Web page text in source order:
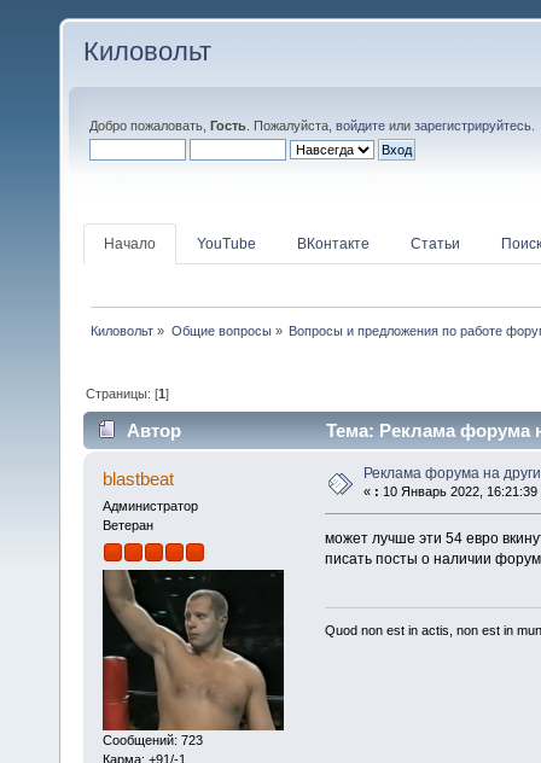
Киловольт
Добро пожаловать, Гость . Пожалуйста, войдите или зарегистрируйтесь
Начало YouTube ВКонтакте Статьи Поиск
Киловольт » Общие вопросы» Вопросы и предложения по работе
Страницы: [1]
Автор Тема: Реклама форума
blastbeat
Администратор
Ветеран
Сообщений: 723
Карма: +91/-1
Реклама форума на
« : 10 Январь 2022, 16:21:39
может лучше эти 54 евро
писать посты о наличии
Quod non est in actis, non est in